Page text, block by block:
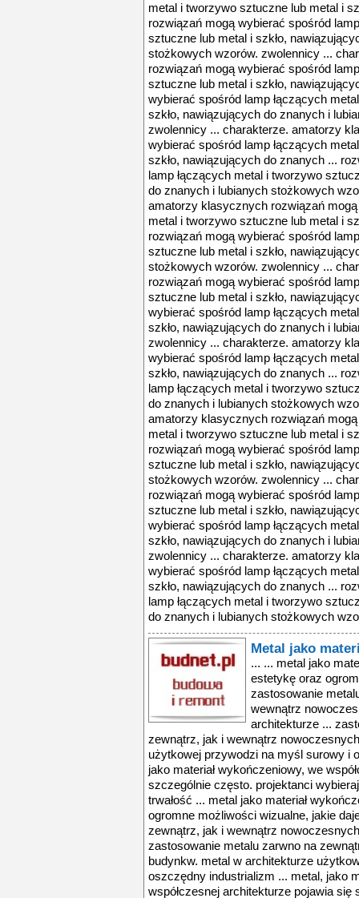
metal i tworzywo sztuczne lub metal i
rozwiązań mogą wybierać spośród
sztuczne lub metal i szkło,
stożkowych wzorów. zwolennicy ...
rozwiązań mogą wybierać spośród
sztuczne lub metal i szkło,
wybierać spośród lamp łączących
szkło, nawiązujących do znanych i
zwolennicy ... charakterze. amatorzy
wybierać spośród lamp łączących
szkło, nawiązujących do znanych ...
lamp łączących metal i tworzywo
do znanych i lubianych stożkowych
amatorzy klasycznych rozwiązań
metal i tworzywo sztuczne lub metal i
rozwiązań mogą wybierać spośród
sztuczne lub metal i szkło,
stożkowych wzorów. zwolennicy ...
rozwiązań mogą wybierać spośród
sztuczne lub metal i szkło,
wybierać spośród lamp łączących
szkło, nawiązujących do znanych i
zwolennicy ... charakterze. amatorzy
wybierać spośród lamp łączących
szkło, nawiązujących do znanych ...
lamp łączących metal i tworzywo
do znanych i lubianych stożkowych
amatorzy klasycznych rozwiązań
metal i tworzywo sztuczne lub metal i
rozwiązań mogą wybierać spośród
sztuczne lub metal i szkło,
stożkowych wzorów. zwolennicy ...
rozwiązań mogą wybierać spośród
sztuczne lub metal i szkło,
wybierać spośród lamp łączących
szkło, nawiązujących do znanych i
zwolennicy ... charakterze. amatorzy
wybierać spośród lamp łączących
szkło, nawiązujących do znanych ...
lamp łączących metal i tworzywo
do znanych i lubianych stożkowych
Metal jako
... ... metal jako materiał wykończeniowy ... , surową estetykę oraz ogromne możliwości wizualne, jakie daje zastosowanie metalu zarwno na zewnątrz, jak i wewnątrz nowoczesnych budynkw. metal w architekturze ... zastosowanie metalu zarwno na zewnątrz, jak i wewnątrz nowoczesnych budynkw. metal w architekturze użytkowej przywodzi na myśl surowy i oszczędny industrializm ... metal, jako materiał wykończeniowy, we współczesnej architekturze pojawia się szczególnie często. projektanci wybierają go nie tylko ze względu na trwałość ... metal jako materiał wykończeniowy ... , surową estetykę oraz ogromne możliwości wizualne, jakie daje zastosowanie metalu zarwno na zewnątrz, jak i wewnątrz nowoczesnych budynkw. metal w architekturze ... zastosowanie metalu zarwno na zewnątrz, jak i wewnątrz nowoczesnych budynkw. metal w architekturze użytkowej przywodzi na myśl surowy i oszczędny industrializm ... metal, jako materiał wykończeniowy, we współczesnej architekturze pojawia się szczególnie często. projektanci wybierają go nie tylko ze względu na trwałość ... dodaje sylwia rudnicka.[link3]sufit metalowy we wnętrzu - źrdło inspiracji z metalem w roli głwnejmetalowy sufit podwieszany we wnętrzu idealnie sprawdza ... , surową estetykę oraz ogromne możliwości wizualne, jakie daje zastosowanie metalu zarwno na zewnątrz, jak i wewnątrz nowoczesnych budynkw. metal w architekturze ... metal jako materiał wykończeniowy ... , surową estetykę oraz ogromne możliwości wizualne, jakie daje zastosowanie metalu zarwno na zewnątrz, jak i wewnątrz nowoczesnych budynkw. metal w architekturze ... zastosowanie metalu zarwno na zewnątrz, jak i wewnątrz nowoczesnych budynkw. metal w architekturze użytkowej przywodzi na myśl surowy i oszczędny industrializm ... metal, jako materiał wykończeniowy, we współczesnej architekturze pojawia się szczególnie często. projektanci wybierają go nie tylko ze względu na trwałość ... dodaje sylwia rudnicka.[link3]sufit metalowy we wnętrzu - źrdło inspiracji z metalem w roli głwnejmetalowy sufit podwieszany we wnętrzu idealnie sprawdza ... , surową estetykę oraz ogromne możliwości wizualne, jakie daje zastosowanie metalu zarwno na zewnątrz, jak i wewnątrz nowoczesnych budynkw. metal w architekturze ... metal jako materiał wykończeniowy ... , surową estetykę oraz ogromne możliwości wizualne, jakie daje zastosowanie metalu zarwno na zewnątrz, jak i wewnątrz nowoczesnych budynkw. metal w architekturze ... zastosowanie metalu zarwno na zewnątrz, jak i wewnątrz nowoczesnych budynkw. metal w architekturze użytkowej przywodzi na myśl surowy i oszczędny industrializm ... metal, jako materiał wykończeniowy, we współczesnej architekturze pojawia się szczególnie często. projektanci wybierają go nie tylko ze względu na trwałość ... dodaje sylwia rudnicka.[link3]sufit metalowy we wnętrzu - źrdło inspiracji z metalem w roli głwnejmetalowy sufit podwieszany we wnętrzu idealnie sprawdza ... , surową estetykę oraz ogromne możliwości wizualne, jakie daje zastosowanie metalu zarwno na zewnątrz, jak i wewnątrz nowoczesnych budynkw. metal w architekturze ... metal jako materiał wykończeniowy ... , surową estetykę oraz ogromne możliwości wizualne, jakie daje zastosowanie metalu zarwno na zewnątrz, jak i wewnątrz nowoczesnych budynkw. metal w architekturze ... zastosowanie metalu zarwno na zewnątrz, jak i wewnątrz nowoczesnych budynkw. metal w architekturze użytkowej przywodzi na myśl surowy i oszczędny industrializm ... metal, jako materiał wykończeniowy, we współczesnej architekturze pojawia się szczególnie często. projektanci wybierają go nie tylko ze względu na trwałość ... dodaje sylwia rudnicka.[link3]sufit metalowy we wnętrzu - źrdło inspiracji z metalem w roli głwnejmetalowy sufit podwieszany we wnętrzu idealnie sprawdza ... , surową estetykę